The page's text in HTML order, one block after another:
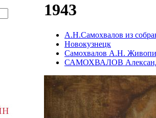
1943
А.Н.Самохвалов из
Новокузнецк
Самохвалов А.Н.
САМОХВАЛОВ